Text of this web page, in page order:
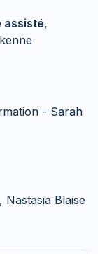
assisté,
- Sarah
, Nastasia Blaise